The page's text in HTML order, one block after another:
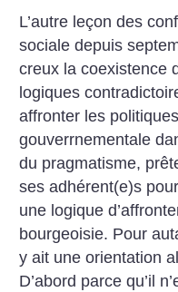
L’autre leçon des
sociale depuis
creux la coexistence
logiques
affronter les
gouverrnementale
du pragmatisme,
ses adhérent(e)s
une logique
bourgeoisie. Pour
y ait une orientation
D’abord parce qu’il